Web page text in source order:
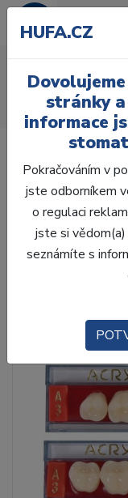
Úvod Zuby
AcryRock 1x28
HUFA.CZ
stránky a
informace
Pokračováním v
jste odborníkem
o regulaci
jste si
seznámíte s